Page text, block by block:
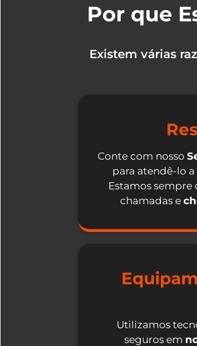
Por que
Existem várias
Conte com nosso
para atendê-lo
Estamos sempre
chamadas e
Utilizamos
seguros em